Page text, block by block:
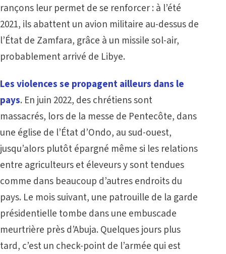
rançons leur permet de se renforcer : à l’été
2021, ils abattent un avion militaire au-dessus de
l’État de Zamfara, grâce à un missile sol-air,
probablement arrivé de Libye.
Les violences se propagent ailleurs dans le
pays. En juin 2022, des chrétiens sont
massacrés, lors de la messe de Pentecôte, dans
une église de l’État d’Ondo, au sud-ouest,
jusqu’alors plutôt épargné même si les relations
entre agriculteurs et éleveurs y sont tendues
comme dans beaucoup d’autres endroits du
pays. Le mois suivant, une patrouille de la garde
présidentielle tombe dans une embuscade
meurtrière près d’Abuja. Quelques jours plus
tard, c’est un check-point de l’armée qui est